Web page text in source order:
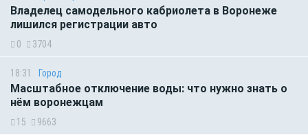
Владелец самодельного кабриолета в Воронеже
лишился регистрации авто
0 3704
18:31 Город
Масштабное отключение воды: что нужно знать о
нём воронежцам
15 9663